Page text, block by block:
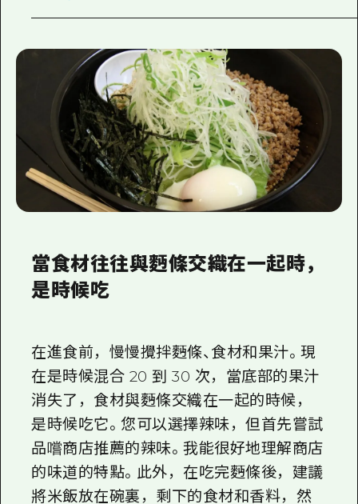
當食材往往與麪條交織在一起時，
是時候吃
在進食前，慢慢攪拌麪條、食材和果汁。現
在是時候混合 20 到 30 次，當底部的果汁
消失了，食材與麪條交織在一起的時候，
是時候吃它。您可以選擇辣味，但首先嘗試
品嚐商店推薦的辣味。我能很好地理解商店
的味道的特點。此外，在吃完麪條後，建議
將米飯放在碗裏，剩下的食材和香料，然